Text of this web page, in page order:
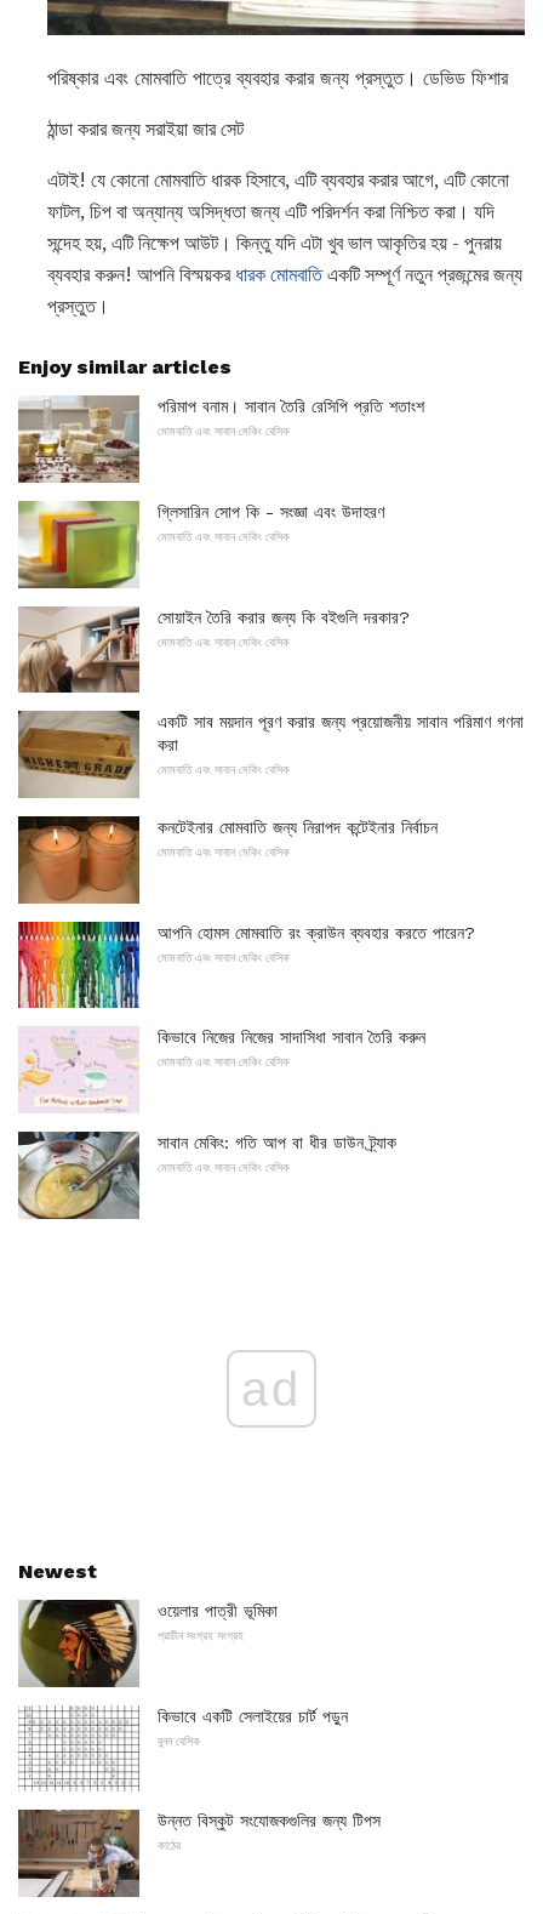
পরিষ্কার এবং মোমবাতি পাত্রে ব্যবহার করার জন্য প্রস্তুত। ডেভিড ফিশার
ঠান্ডা করার জন্য সরাইয়া জার সেট
এটাই! যে কোনো মোমবাতি ধারক হিসাবে, এটি ব্যবহার করার আগে, এটি কোনো
ফাটল, চিপ বা অন্যান্য অসিদ্ধতা জন্য এটি পরিদর্শন করা নিশ্চিত করা। যদি
সন্দেহ হয়, এটি নিক্ষেপ আউট। কিন্তু যদি এটা খুব ভাল আকৃতির হয় - পুনরায়
ব্যবহার করুন! আপনি বিস্ময়কর ধারক মোমবাতিএকটি সম্পূর্ণ নতুন প্রজন্মের জন্য
প্রস্তুত।
Enjoy similar articles
পরিমাপ বনাম। সাবান তৈরি রেসিপি প্রতি শতাংশ
মোমবাতি এবং সাবান মেকিং বেসিক
গ্লিসারিন সোপ কি - সংজ্ঞা এবং উদাহরণ
মোমবাতি এবং সাবান মেকিং বেসিক
সোয়াইন তৈরি করার জন্য কি বইগুলি দরকার?
মোমবাতি এবং সাবান মেকিং বেসিক
একটি সাব ময়দান পূরণ করার জন্য প্রয়োজনীয় সাবান পরিমাণ গণনা
করা
মোমবাতি এবং সাবান মেকিং বেসিক
কনটেইনার মোমবাতি জন্য নিরাপদ কন্টেইনার নির্বাচন
মোমবাতি এবং সাবান মেকিং বেসিক
আপনি হোমস মোমবাতি রং ক্রাউন ব্যবহার করতে পারেন?
মোমবাতি এবং সাবান মেকিং বেসিক
কিভাবে নিজের নিজের সাদাসিধা সাবান তৈরি করুন
মোমবাতি এবং সাবান মেকিং বেসিক
সাবান মেকিং: গতি আপ বা ধীর ডাউন ট্র্যাক
মোমবাতি এবং সাবান মেকিং বেসিক
ad
Newest
ওয়েলার পাত্রী ভূমিকা
প্রাচীন সংগ্রহ সংগ্রহ
কিভাবে একটি সেলাইয়ের চার্ট পড়ুন
বুনন বেসিক
উন্নত বিস্কুট সংযোজকগুলির জন্য টিপস
কাঠের